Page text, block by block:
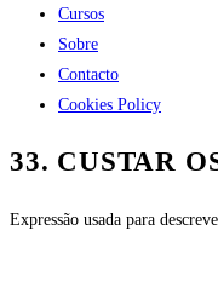
Cursos
Sobre
Contacto
Cookies Policy
33. CUSTAR
Expressão usada para